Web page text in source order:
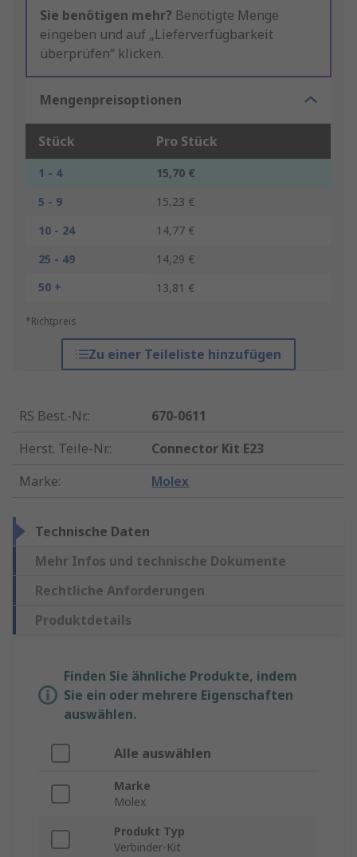
Sie benötigen mehr? Benötigte Menge
eingeben und auf „Lieferverfügbarkeit
überprüfen“ klicken.
Mengenpreisoptionen
Stück Pro Stück
1 - 4
15,70 €
5 - 9
15,23 €
10 - 24
14,77 €
25 - 49
14,29 €
50 +
13,81 €
*Richtpreis
Zu einer Teileliste hinzufügen
RS Best.-Nr.:
670-0611
Herst. Teile-Nr.:
Connector Kit E23
Marke: Molex
Technische Daten
Mehr Infos und technische Dokumente
Rechtliche Anforderungen
Produktdetails
Finden Sie ähnliche Produkte, indem
Sie ein oder mehrere Eigenschaften
auswählen.
Alle auswählen
Marke
Molex
Produkt Typ
Verbinder-Kit